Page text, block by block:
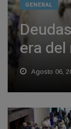
GENERAL
era
Agosto 06,